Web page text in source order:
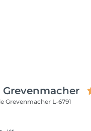
Grevenmacher
Grevenmacher L-6791